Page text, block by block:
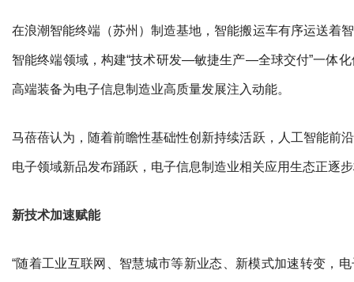
在浪潮智能终端（苏州）制造基地，智能搬运车有序运送着
智能终端领域，构建“技术研发—敏捷生产—全球交付”一体
高端装备为电子信息制造业高质量发展注入动能。
马蓓蓓认为，随着前瞻性基础性创新持续活跃，人工智能前
电子领域新品发布踊跃，电子信息制造业相关应用生态正逐
新技术加速赋能
“随着工业互联网、智慧城市等新业态、新模式加速转变，